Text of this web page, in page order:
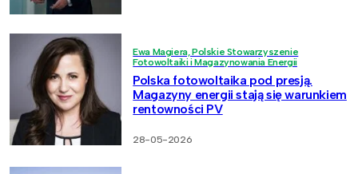
Ewa Magiera, Polskie Stowarzyszenie
Fotowoltaiki i Magazynowania Energii
Polska fotowoltaika pod presją.
Magazyny energii stają się warunkiem
rentowności PV
28-05-2026